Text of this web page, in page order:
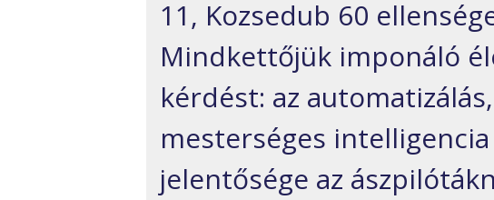
11, Kozsedub 60
Mindkettőjük imponáló
kérdést: az
mesterséges
jelentősége az